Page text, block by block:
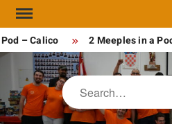
Skip
to
content
– Calico 2 Meeples in a
Search